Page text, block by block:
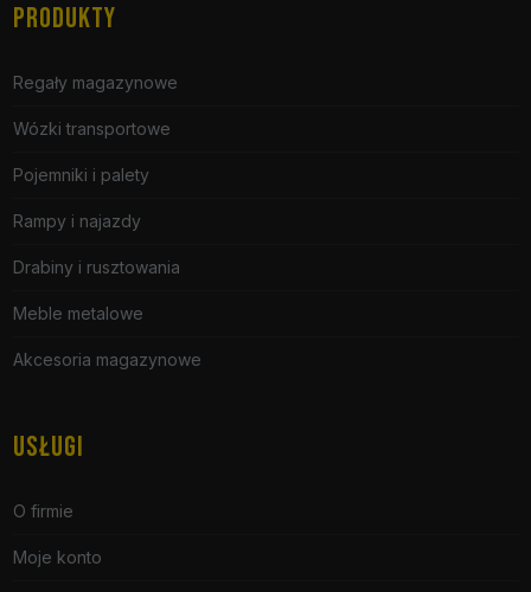
PRODUKTY
Regały magazynowe
Wózki transportowe
Pojemniki i palety
Rampy i najazdy
Drabiny i rusztowania
Meble metalowe
Akcesoria magazynowe
USŁUGI
O firmie
Moje konto